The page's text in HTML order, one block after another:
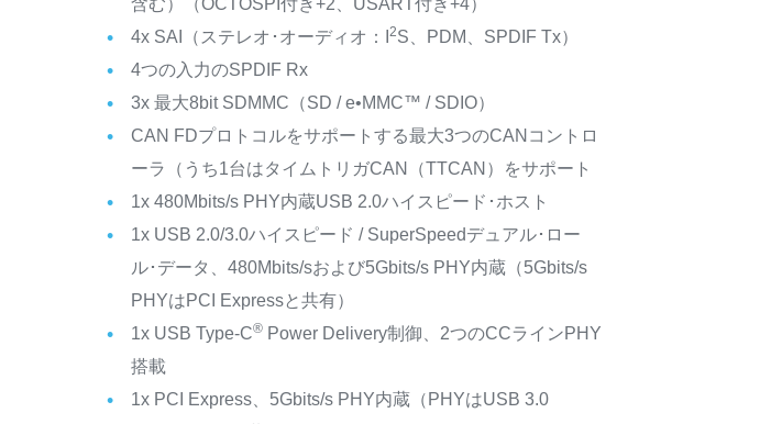
4x SAI（ステレオ･オーディオ：I
2S、PDM、SPDIF Tx）
4つの入力のSPDIF Rx
3x 最大8bit SDMMC（SD / e•MMC™ / SDIO）
CAN FDプロトコルをサポートする最大3つのCANコントロ
ーラ（うち1台はタイムトリガCAN（TTCAN）をサポート
1x 480Mbits/s PHY内蔵USB 2.0ハイスピード･ホスト
1x USB 2.0/3.0ハイスピード / SuperSpeedデュアル･ロー
ル･データ、480Mbits/sおよび5Gbits/s PHY内蔵（5Gbits/s
PHYはPCI Expressと共有）
1x USB Type-C®Power Delivery制御、2つのCCラインPHY
搭載
1x PCI Express、5Gbits/s PHY内蔵（PHYはUSB 3.0